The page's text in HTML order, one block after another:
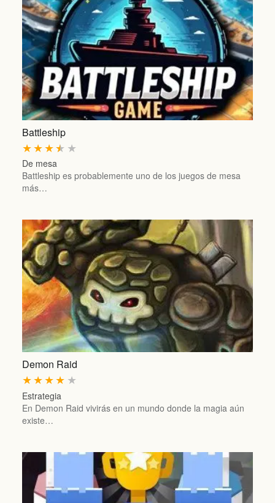
Battleship
★
★
★
★
★
De mesa
Battleship es probablemente uno de los juegos de mesa
más…
Demon Raid
★
★
★
★
★
Estrategia
En Demon Raid vivirás en un mundo donde la magia aún
existe…